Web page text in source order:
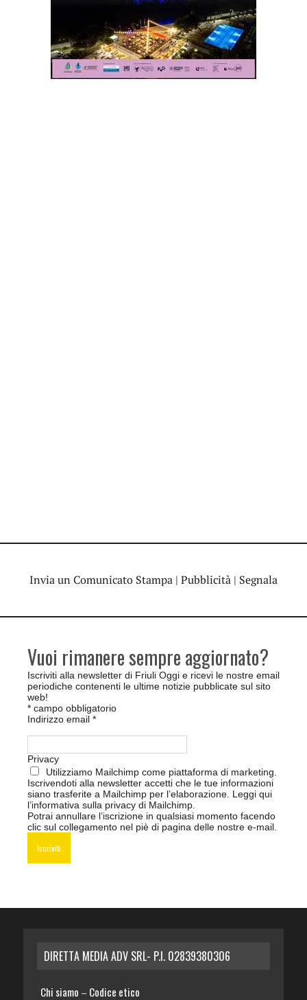
Invia un Comunicato Stampa | Pubblicità | Segnala
Vuoi rimanere sempre aggiornato?
Iscriviti alla newsletter di Friuli Oggi e ricevi le nostre email
periodiche contenenti le ultime notizie pubblicate sul sito
web!
* campo obbligatorio
Indirizzo email *
Privacy
Utilizziamo Mailchimp come piattaforma di marketing.
Iscrivendoti alla newsletter accetti che le tue informazioni
siano trasferite a Mailchimp per l’elaborazione. Leggi qui
l’informativa sulla privacy di Mailchimp
Potrai annullare l’iscrizione in qualsiasi momento facendo
clic sul collegamento nel piè di pagina delle nostre e-mail.
DIRETTA MEDIA ADV SRL- P.I. 02839380306
Chi siamo – Codice etico